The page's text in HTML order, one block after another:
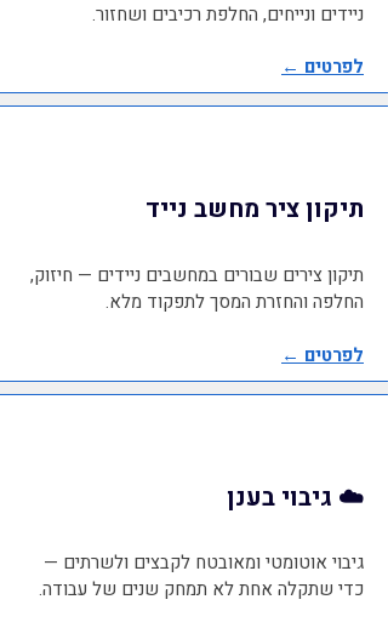
ניידים ונייחים, החלפת רכיבים ושחזור.
לפרטים ←
תיקון ציר מחשב נייד
תיקון צירים שבורים במחשבים ניידים — חיזוק,
החלפה והחזרת המסך לתפקוד מלא.
לפרטים ←
☁️ גיבוי בענן
גיבוי אוטומטי ומאובטח לקבצים ולשרתים —
כדי שתקלה אחת לא תמחק שנים של עבודה.